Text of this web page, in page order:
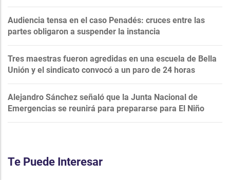
Audiencia tensa en el caso Penadés: cruces entre las
partes obligaron a suspender la instancia
Tres maestras fueron agredidas en una escuela de Bella
Unión y el sindicato convocó a un paro de 24 horas
Alejandro Sánchez señaló que la Junta Nacional de
Emergencias se reunirá para prepararse para El Niño
Te Puede Interesar